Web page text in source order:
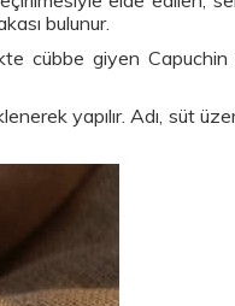
bulunur.
cübbe giyen
yapılır. Adı, süt